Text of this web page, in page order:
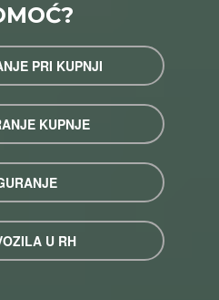
PRI KUPNJI
KUPNJE
U RH